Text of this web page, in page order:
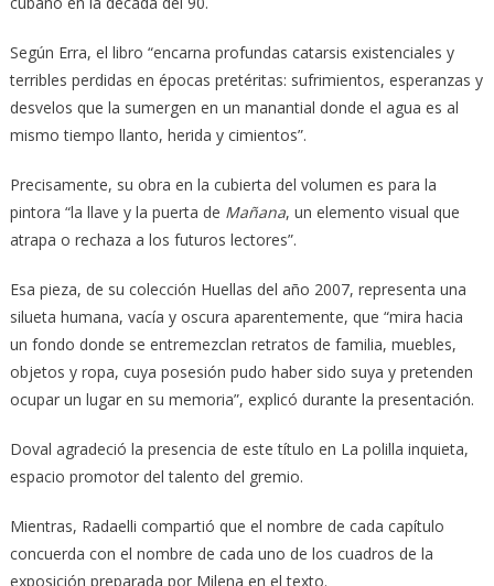
Según Erra, el libro “encarna profundas catarsis existenciales y
terribles perdidas en épocas pretéritas: sufrimientos, esperanzas y
desvelos que la sumergen en un manantial donde el agua es al
mismo tiempo llanto, herida y cimientos”.
Precisamente, su obra en la cubierta del volumen es para la
pintora “la llave y la puerta de Mañana, un elemento visual que
atrapa o rechaza a los futuros lectores”.
Esa pieza, de su colección Huellas del año 2007, representa una
silueta humana, vacía y oscura aparentemente, que “mira hacia
un fondo donde se entremezclan retratos de familia, muebles,
objetos y ropa, cuya posesión pudo haber sido suya y pretenden
ocupar un lugar en su memoria”, explicó durante la presentación.
Doval agradeció la presencia de este título en La polilla inquieta,
espacio promotor del talento del gremio.
Mientras, Radaelli compartió que el nombre de cada capítulo
concuerda con el nombre de cada uno de los cuadros de la
exposición preparada por Milena en el texto.